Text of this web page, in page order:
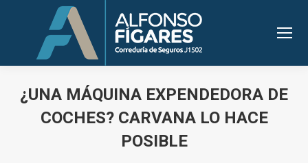
¿UNA MÁQUINA EXPENDEDORA DE
COCHES? CARVANA LO HACE
POSIBLE